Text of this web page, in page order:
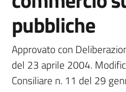
Amministrazione
Trasparente
pubbliche
Approvato con
del 23 aprile 2004.
Consiliare n. 11 del 29